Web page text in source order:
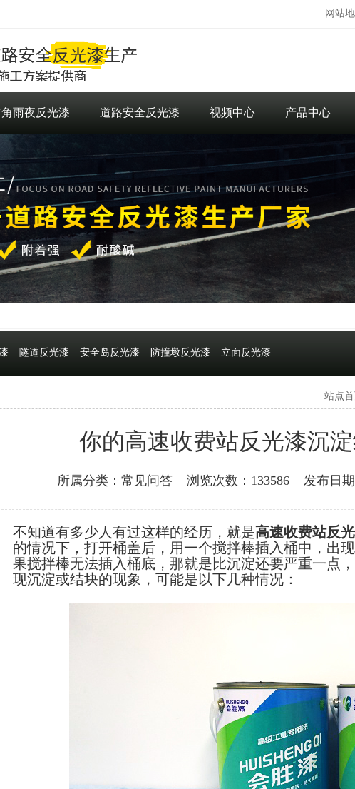
网站
角雨夜反光漆 道路安全反光漆 视频中心 产品中心
隧道反光漆 安全岛反光漆 防撞墩反光漆 立面反光漆
站点首
你的高速收费站反光漆沉
所属分类：常见问答 浏览次数：133586 发布日
不知道有多少人有过这样的经历，就是高速收费站反
的情况下，打开桶盖后，用一个搅拌棒插入桶中，出
果搅拌棒无法插入桶底，那就是比沉淀还要严重一点
现沉淀或结块的现象，可能是以下几种情况：